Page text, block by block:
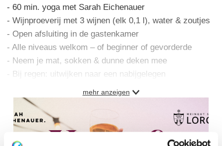
- 60 min. yoga met Sarah Eichenauer
- Wijnproeverij met 3 wijnen (elk 0,1 l), water & zoutjes
- Open afsluiting in de gastenkamer
- Alle niveaus welkom – of beginner of gevorderde
- Neem je mat, sokken & dunne deken mee
- Bij regen: uitwijken naar een nabijgelegen
wijnhuis
Overige informatie
Prijs: 35 € per persoon
mehr anzeigen